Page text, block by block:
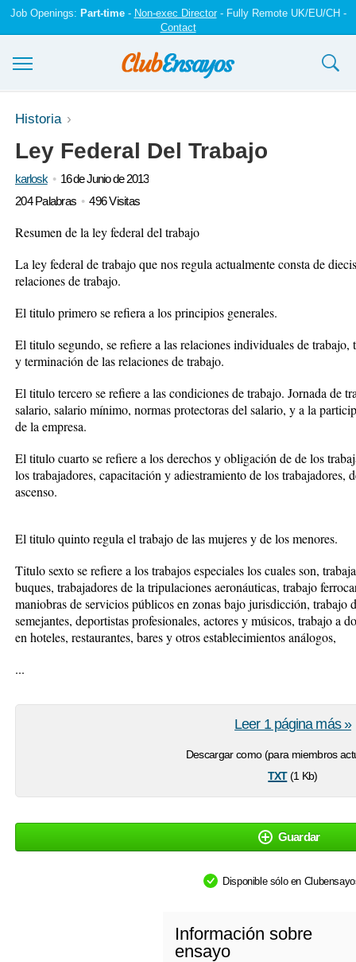
Job Openings: Part-time- Non-exec Director- Fully Remote UK/EU/CH -
Contact
Ensayos y trabajos
Registrarse
Iniciar sesión
Historia
Ley Federal Del Trabajo
karlosk
16 de Junio de 2013
204 Palabras
496 Visitas
Resumen de la ley federal del trabajo
La ley federal de trabajo que nos regula actualmente consta de
relaciones de trabajo.
El titulo primero se refiera a los principios generales.
El titulo segundo, se refiere a las relaciones individuales de
y terminación de las relaciones de trabajo.
El titulo tercero se refiere a las condiciones de trabajo. Jornada de
salario, salario mínimo, normas protectoras del salario, y a la
de la empresa.
El titulo cuarto se refiere a los derechos y obligación de de los
los trabajadores, capacitación y adiestramiento de los trabajadores,
ascenso.
El titulo quinto regula el trabajo de las mujeres y de los menores.
Titulo sexto se refiere a los trabajos especiales los cuales son,
buques, trabajadores de la tripulaciones aeronáuticas, trabajo
maniobras de servicios públicos en zonas bajo jurisdicción, trabajo
semejantes, deportistas profesionales, actores y músicos, trabajo a
en hoteles, restaurantes, bares y otros establecimientos análogos,
...
Descargar como (para miembros
txt(1 Kb)
Leer 1 página más »
Guardar
Disponible sólo en
Información sobre
ensayo